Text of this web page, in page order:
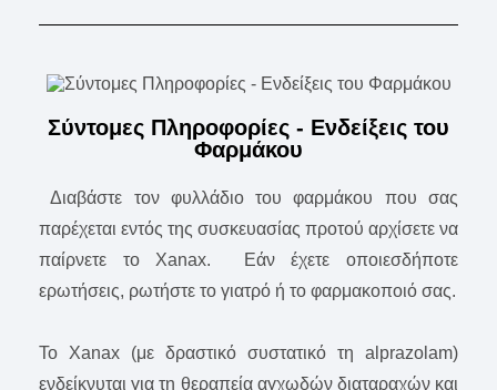
Σύντομες Πληροφορίες - Ενδείξεις του
Φαρμάκου
Διαβάστε τον φυλλάδιο του φαρμάκου που σας
παρέχεται εντός της συσκευασίας προτού αρχίσετε να
παίρνετε το Xanax. Εάν έχετε οποιεσδήποτε
ερωτήσεις, ρωτήστε το γιατρό ή το φαρμακοποιό σας.
Το Xanax (με δραστικό συστατικό τη alprazolam)
ενδείκνυται για τη θεραπεία αγχωδών διαταραχών και